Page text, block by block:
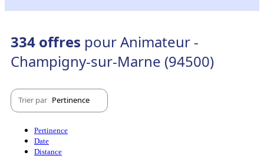
334 offres pour Animateur -
Champigny-sur-Marne (94500)
Trier par Pertinence
Pertinence
Date
Distance